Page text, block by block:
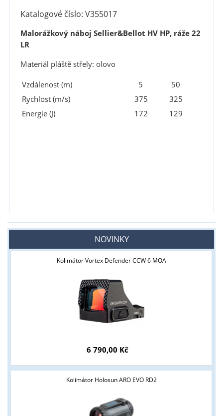
Katalogové číslo: V355017
Malorážkový náboj Sellier&Bellot HV HP, ráže 22
LR
Materiál pláště střely: olovo
Vzdálenost (m)
5
50
Rychlost (m/s)
375
325
Energie (J)
172 129
NOVINKY
Kolimátor Vortex Defender CCW 6 MOA
6 790,00 Kč
Kolimátor Holosun ARO EVO RD2